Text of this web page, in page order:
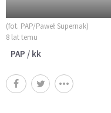
(fot. PAP/Paweł Supernak)
8 lat temu
PAP / kk